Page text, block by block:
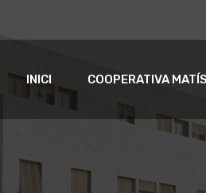
INICI COOPERATIVA MATÍS